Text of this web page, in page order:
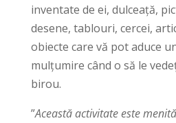
inventate de ei, dulceață,
desene, tablouri, cercei,
obiecte care vă pot aduce
mulțumire când o să le
birou.
”Această activitate este